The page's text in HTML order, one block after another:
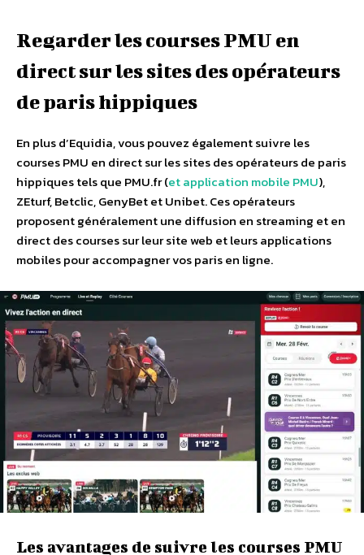
Regarder les courses PMU en
direct sur les sites des opérateurs
de paris hippiques
En plus d’Equidia, vous pouvez également suivre les
courses PMU en direct sur les sites des opérateurs de paris
hippiques tels que PMU.fr (et application mobile PMU),
ZEturf, Betclic, GenyBet et Unibet. Ces opérateurs
proposent généralement une diffusion en streaming et en
direct des courses sur leur site web et leurs applications
mobiles pour accompagner vos paris en ligne.
Les avantages de suivre les courses PMU